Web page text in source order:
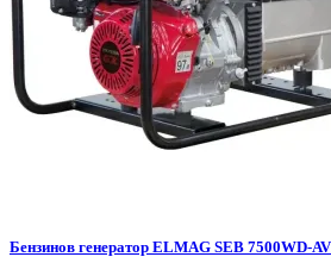
Бензинов генератор ELMAG SEB 7500WD-